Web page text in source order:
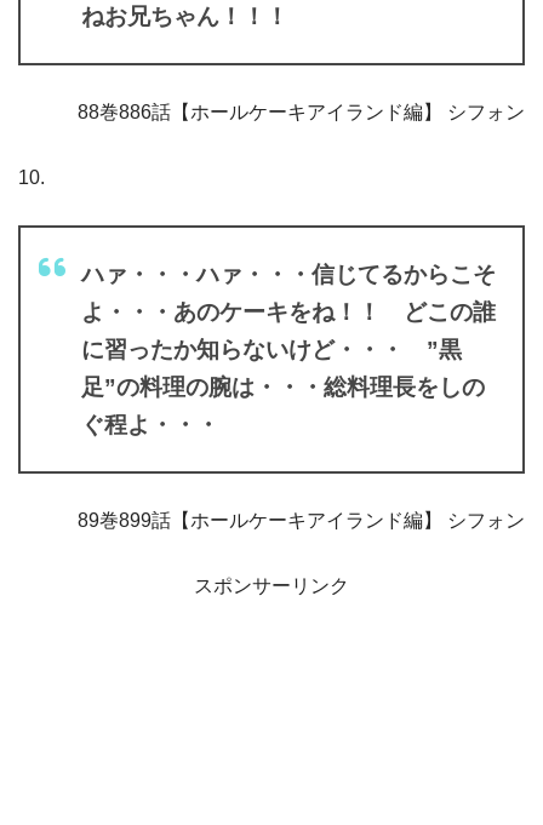
ねお兄ちゃん！！！
88巻886話【ホールケーキアイランド編】 シフォン
10.
ハァ・・・ハァ・・・信じてるからこそ
よ・・・あのケーキをね！！ どこの誰
に習ったか知らないけど・・・ ”黒
足”の料理の腕は・・・総料理長をしの
ぐ程よ・・・
89巻899話【ホールケーキアイランド編】 シフォン
スポンサーリンク